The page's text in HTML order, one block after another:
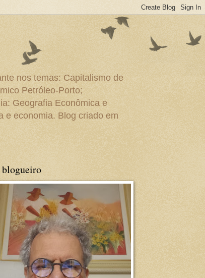
nos temas: Capitalismo de
Petróleo-Porto;
Geografia Econômica e
e economia. Blog criado em